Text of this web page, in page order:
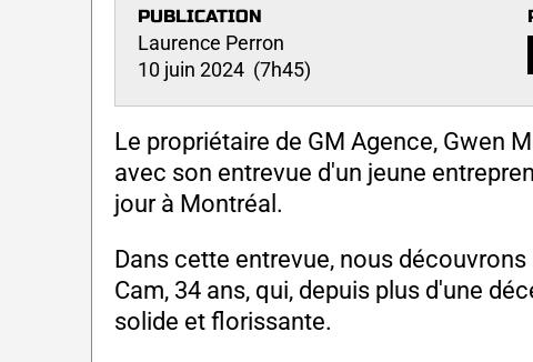
PUBLICATION
Laurence Perron
10 juin 2024 (7h45)
Le propriétaire de GM Agence, Gwen
avec son entrevue d'un jeune
jour à Montréal.
Dans cette entrevue, nous
Cam, 34 ans, qui, depuis plus d'une
solide et florissante.